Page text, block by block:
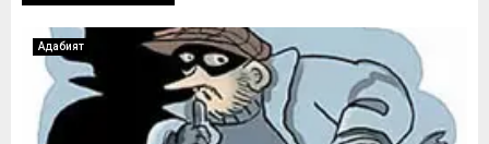
Адабият